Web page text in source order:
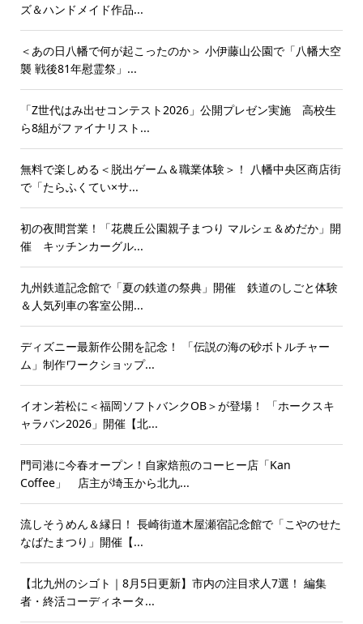
ズ＆ハンドメイド作品...
＜あの日八幡で何が起こったのか＞ 小伊藤山公園で「八幡大空
襲 戦後81年慰霊祭」...
「Z世代はみ出せコンテスト2026」公開プレゼン実施 高校生
ら8組がファイナリスト...
無料で楽しめる＜脱出ゲーム＆職業体験＞！ 八幡中央区商店街
で「たらふくてい×サ...
初の夜間営業！「花農丘公園親子まつり マルシェ＆めだか」開
催 キッチンカーグル...
九州鉄道記念館で「夏の鉄道の祭典」開催 鉄道のしごと体験
＆人気列車の客室公開...
ディズニー最新作公開を記念！ 「伝説の海の砂ボトルチャー
ム」制作ワークショップ...
イオン若松に＜福岡ソフトバンクOB＞が登場！ 「ホークスキ
ャラバン2026」開催【北...
門司港に今春オープン！自家焙煎のコーヒー店「Kan
Coffee」 店主が埼玉から北九...
流しそうめん＆縁日！ 長崎街道木屋瀬宿記念館で「こやのせた
なばたまつり」開催【...
【北九州のシゴト｜8月5日更新】市内の注目求人7選！ 編集
者・終活コーディネータ...